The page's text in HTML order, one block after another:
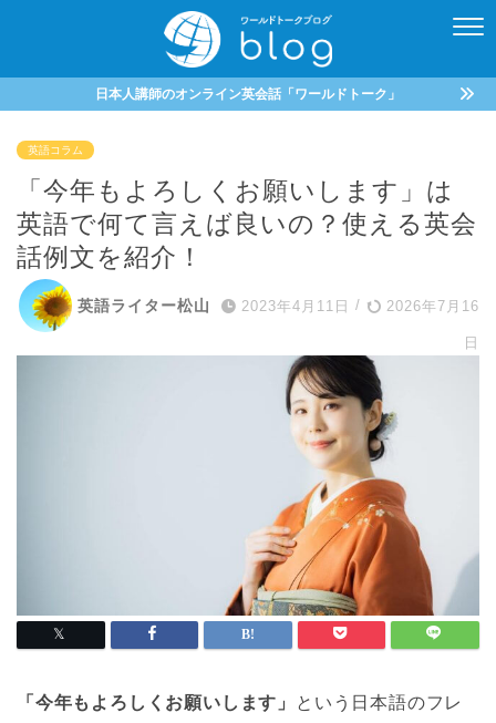
日本人講師のオンライン英会話「ワールドトーク」
英語コラム
「今年もよろしくお願いします」は
英語で何て言えば良いの？使える英会
話例文を紹介！
英語ライター松山 2023年4月11日 / 2026年7月16
日
「今年もよろしくお願いします」
という日本語のフレ